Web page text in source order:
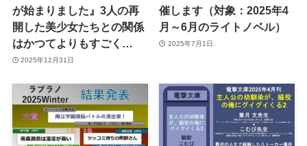
が始まりました』3人の再
開した美少女たちとの関係
はかつてよりもすごく…
2025年12月31日
催します（対象：2025年4
月～6月のライトノベル）
2025年7月1日